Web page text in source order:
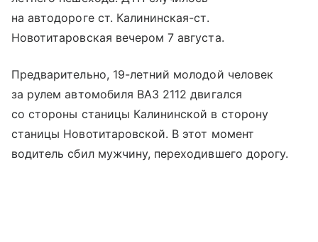
на автодороге ст. Калининская-ст.
Новотитаровская вечером 7 августа.
Предварительно, 19-летний молодой человек
за рулем автомобиля ВАЗ 2112 двигался
со стороны станицы Калининской в сторону
станицы Новотитаровской. В этот момент
водитель сбил мужчину, переходившего дорогу.